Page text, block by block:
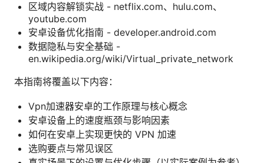
区域内容解锁实战 - netflix.com、hulu.com、
youtube.com
安卓设备优化指南 - developer.android.com
数据隐私与安全基础 -
en.wikipedia.org/wiki/Virtual_private_network
本指南将覆盖以下内容：
Vpn加速器安卓的工作原理与核心概念
安卓设备上的速度瓶颈与影响因素
如何在安卓上实现更快的 VPN 加速
选购要点与常见误区